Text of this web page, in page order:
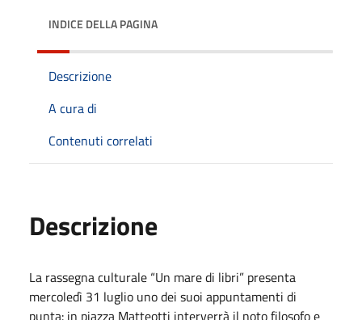
INDICE DELLA PAGINA
Descrizione
A cura di
Contenuti correlati
Descrizione
La rassegna culturale “Un mare di libri” presenta
mercoledì 31 luglio uno dei suoi appuntamenti di
punta: in piazza Matteotti interverrà il noto filosofo e